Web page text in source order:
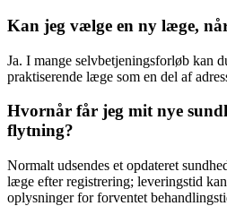
Kan jeg vælge en ny læge,
Ja. I mange selvbetjeningsforløb kan
praktiserende læge som en del af
Hvornår får jeg mit nye
flytning?
Normalt udsendes et opdateret
læge efter registrering; leveringstid
oplysninger for forventet